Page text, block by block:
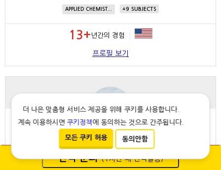
견적 문의 (1시간 내 견적발송)
학문분야 전문 에디터
APPLIED CHEMIST... 9
13+ 년간의 경험
프로필 보기
PhD, Biomedical Science
더 나은 맞춤형 서비스 제공을 위해 쿠키를 사용합니다.
계속 이용하시면 쿠키정책에 동의하는 것으로 간주됩니다.
모든 쿠키 허용 동의안함